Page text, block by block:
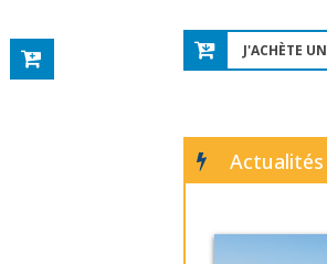
J'ACHÈTE UN
Actualités